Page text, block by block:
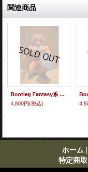
関連商品
Bootleg Fantasy系 フィギュア 【7】
4,800円(税込)
ホーム |
特定商